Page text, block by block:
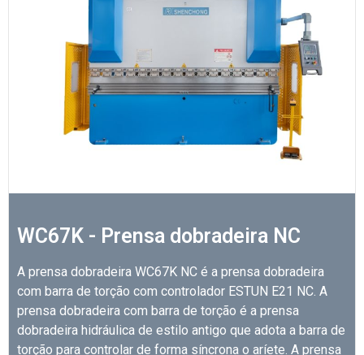
WC67K - Prensa dobradeira NC
A prensa dobradeira WC67K NC é a prensa dobradeira
com barra de torção com controlador ESTUN E21 NC. A
prensa dobradeira com barra de torção é a prensa
dobradeira hidráulica de estilo antigo que adota a barra de
torção para controlar de forma síncrona o aríete. A prensa